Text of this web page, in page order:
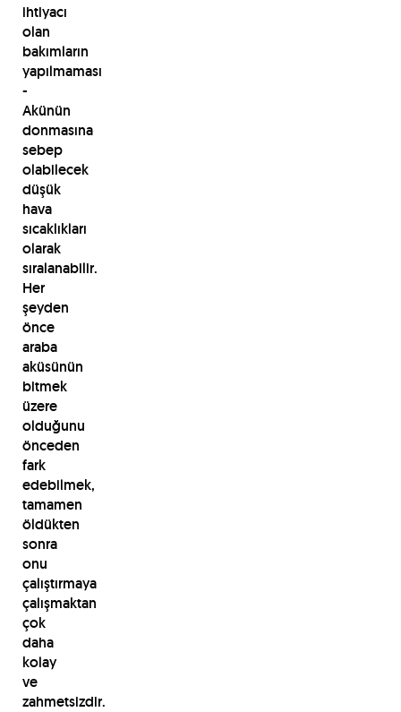
ihtiyacı
olan
bakımların
yapılmaması
-
Akünün
donmasına
sebep
olabilecek
düşük
hava
sıcaklıkları
olarak
sıralanabilir.
Her
şeyden
önce
araba
aküsünün
bitmek
üzere
olduğunu
önceden
fark
edebilmek,
tamamen
öldükten
sonra
onu
çalıştırmaya
çalışmaktan
çok
daha
kolay
ve
zahmetsizdir.